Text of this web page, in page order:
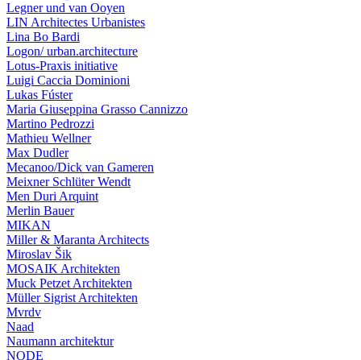
Legner und van Ooyen
LIN Architectes Urbanistes
Lina Bo Bardi
Logon/ urban.architecture
Lotus-Praxis initiative
Luigi Caccia Dominioni
Lukas Fúster
Maria Giuseppina Grasso Cannizzo
Martino Pedrozzi
Mathieu Wellner
Max Dudler
Mecanoo/Dick van Gameren
Meixner Schlüter Wendt
Men Duri Arquint
Merlin Bauer
MIKAN
Miller & Maranta Architects
Miroslav Šik
MOSAIK Architekten
Muck Petzet Architekten
Müller Sigrist Architekten
Mvrdv
Naad
Naumann architektur
NODE